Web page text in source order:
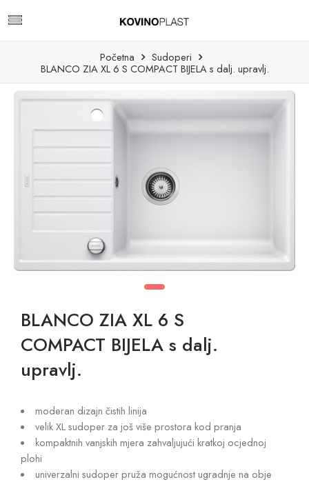
Početna
Sudoperi
BLANCO ZIA XL 6 S COMPACT BIJELA s dalj. upravlj.
BLANCO ZIA XL 6 S
COMPACT BIJELA s dalj.
upravlj.
moderan dizajn čistih linija
velik XL sudoper za još više prostora kod pranja
kompaktnih vanjskih mjera zahvaljujući kratkoj ocjednoj
plohi
univerzalni sudoper pruža mogućnost ugradnje na obje